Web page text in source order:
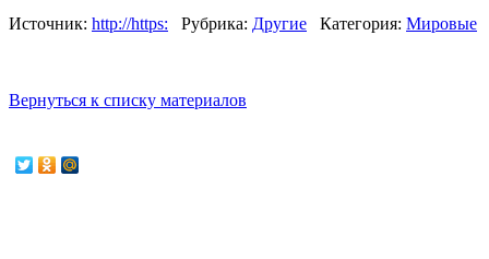
Источник: http://https: Рубрика: Другие Категория: Мировые
Вернуться к списку материалов